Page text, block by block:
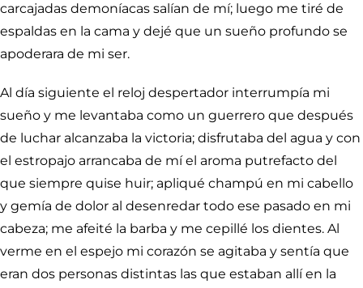
carcajadas demoníacas salían de mí; luego me tiré de
espaldas en la cama y dejé que un sueño profundo se
apoderara de mi ser.
Al día siguiente el reloj despertador interrumpía mi
sueño y me levantaba como un guerrero que después
de luchar alcanzaba la victoria; disfrutaba del agua y con
el estropajo arrancaba de mí el aroma putrefacto del
que siempre quise huir; apliqué champú en mi cabello
y gemía de dolor al desenredar todo ese pasado en mi
cabeza; me afeité la barba y me cepillé los dientes. Al
verme en el espejo mi corazón se agitaba y sentía que
eran dos personas distintas las que estaban allí en la